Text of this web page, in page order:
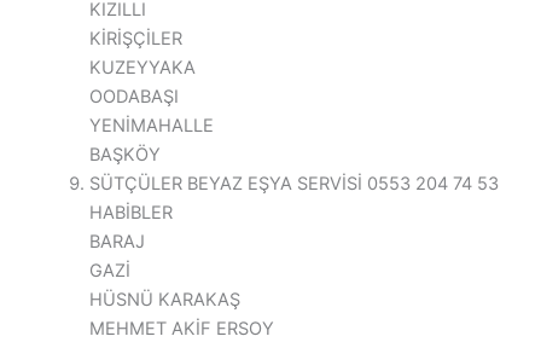
KIZILLI
KİRİŞÇİLER
KUZEYYAKA
OODABAŞI
YENİMAHALLE
BAŞKÖY
SÜTÇÜLER BEYAZ EŞYA SERVİSİ 0553 204 74 53
HABİBLER
BARAJ
GAZİ
HÜSNÜ KARAKAŞ
MEHMET AKİF ERSOY